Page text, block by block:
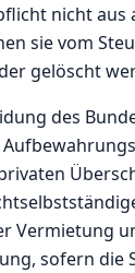
nicht aus
sie vom
gelöscht
des
Vermietung
sofern die